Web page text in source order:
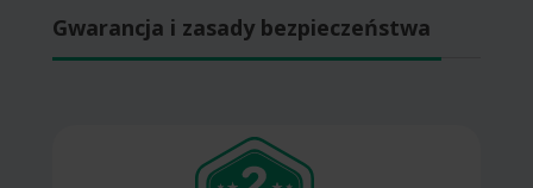
Gwarancja i zasady bezpieczeństwa